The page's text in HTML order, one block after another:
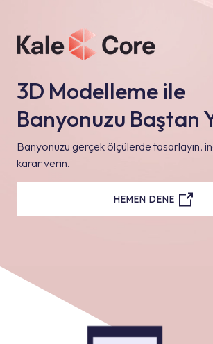
3D Modelleme ile
Banyonuzu Baştan
Banyonuzu gerçek ölçülerde tasarlayın,
karar verin.
HEMEN DENE